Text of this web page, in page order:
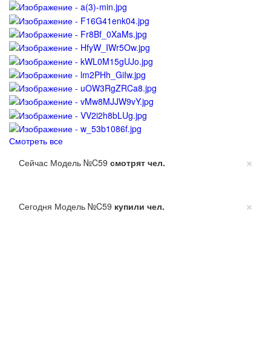
Смотреть все
×
Сейчас Модель №C59 смотрят чел.
×
Сегодня Модель №C59 купили чел.